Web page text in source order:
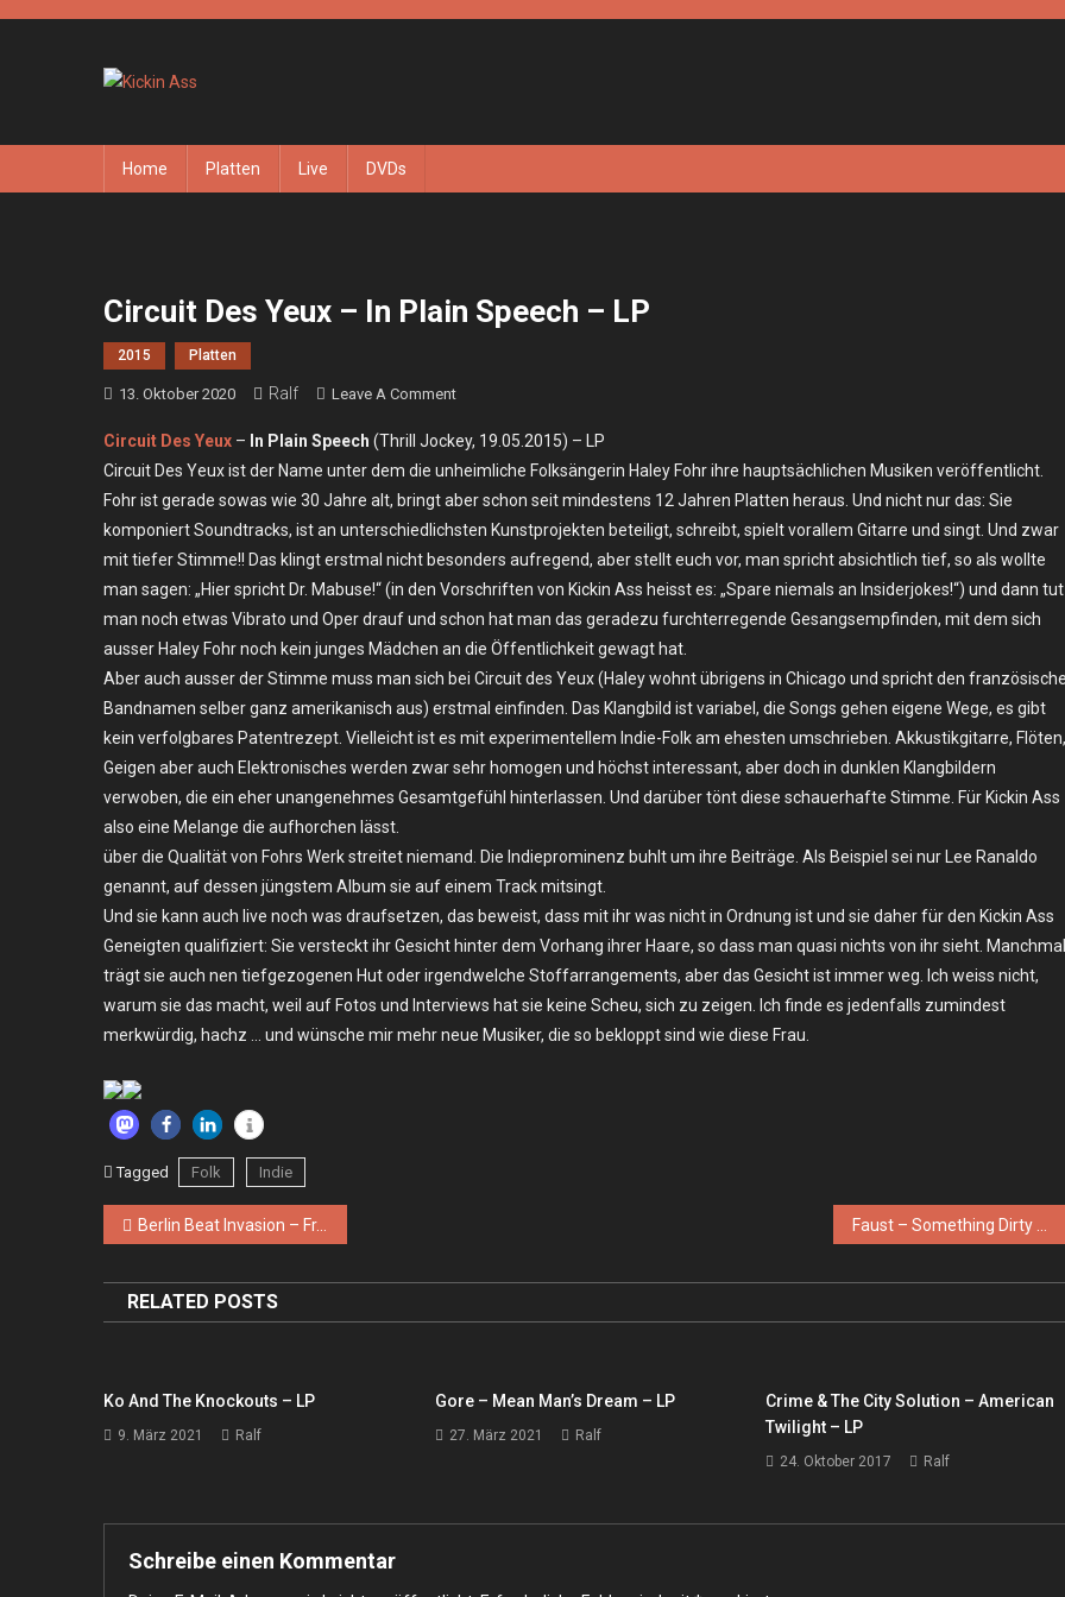
Home Platten Live DVDs
Circuit Des Yeux – In Plain Speech – LP
2015 Platten
13. Oktober 2020 Ralf Leave A CommentOn
Des
Yeux
–
In
Plain
Speech
–
LP
Circuit Des Yeux – In Plain Speech (Thrill Jockey, 19.05.2015) – LP
Circuit Des Yeux ist der Name unter dem die unheimliche Folksängerin Haley Fohr ihre hauptsächlichen Musiken veröffentlicht.
Fohr ist gerade sowas wie 30 Jahre alt, bringt aber schon seit mindestens 12 Jahren Platten heraus. Und nicht nur das: Sie
komponiert Soundtracks, ist an unterschiedlichsten Kunstprojekten beteiligt, schreibt, spielt vorallem Gitarre und singt. Und zwar
mit tiefer Stimme!! Das klingt erstmal nicht besonders aufregend, aber stellt euch vor, man spricht absichtlich tief, so als wollte
man sagen: „Hier spricht Dr. Mabuse!“ (in den Vorschriften von Kickin Ass heisst es: „Spare niemals an Insiderjokes!“) und dann tut
man noch etwas Vibrato und Oper drauf und schon hat man das geradezu furchterregende Gesangsempfinden, mit dem sich
ausser Haley Fohr noch kein junges Mädchen an die Öffentlichkeit gewagt hat.
Aber auch ausser der Stimme muss man sich bei Circuit des Yeux (Haley wohnt übrigens in Chicago und spricht den
Bandnamen selber ganz amerikanisch aus) erstmal einfinden. Das Klangbild ist variabel, die Songs gehen eigene Wege, es gibt
kein verfolgbares Patentrezept. Vielleicht ist es mit experimentellem Indie-Folk am ehesten umschrieben. Akkustikgitarre, Flöten,
Geigen aber auch Elektronisches werden zwar sehr homogen und höchst interessant, aber doch in dunklen Klangbildern
verwoben, die ein eher unangenehmes Gesamtgefühl hinterlassen. Und darüber tönt diese schauerhafte Stimme. Für Kickin Ass
also eine Melange die aufhorchen lässt.
über die Qualität von Fohrs Werk streitet niemand. Die Indieprominenz buhlt um ihre Beiträge. Als Beispiel sei nur Lee Ranaldo
genannt, auf dessen jüngstem Album sie auf einem Track mitsingt.
Und sie kann auch live noch was draufsetzen, das beweist, dass mit ihr was nicht in Ordnung ist und sie daher für den Kickin Ass
Geneigten qualifiziert: Sie versteckt ihr Gesicht hinter dem Vorhang ihrer Haare, so dass man quasi nichts von ihr sieht. Manchmal
trägt sie auch nen tiefgezogenen Hut oder irgendwelche Stoffarrangements, aber das Gesicht ist immer weg. Ich weiss nicht,
warum sie das macht, weil auf Fotos und Interviews hat sie keine Scheu, sich zu zeigen. Ich finde es jedenfalls zumindest
merkwürdig, hachz … und wünsche mir mehr neue Musiker, die so bekloppt sind wie diese Frau.
Tagged Folk Indie
Beitragsnavigation
Berlin Beat Invasion – Fr. 06.09. / Sa. 07.09.2019, Berlin – Marie Antoinette
RELATED POSTS
Ko And The Knockouts – LP
9. März 2021 Ralf
Gore – Mean Man’s Dream – LP
27. März 2021 Ralf
Crime & The City Solution – American
Twilight – LP
24. Oktober 2017 Ralf
Schreibe einen Kommentar